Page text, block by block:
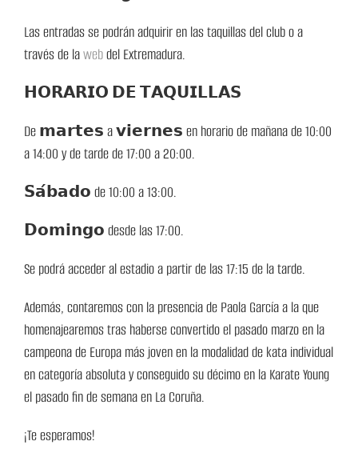
Las entradas se podrán adquirir en las taquillas del club o a
través de lawebdel Extremadura.
𝗛𝗢𝗥𝗔𝗥𝗜𝗢 𝗗𝗘 𝗧𝗔𝗤𝗨𝗜𝗟𝗟𝗔𝗦
De 𝗺𝗮𝗿𝘁𝗲𝘀 a 𝘃𝗶𝗲𝗿𝗻𝗲𝘀 en horario de mañana de 10:00
a 14:00 y de tarde de 17:00 a 20:00.
𝗦𝗮́𝗯𝗮𝗱𝗼 de 10:00 a 13:00.
𝗗𝗼𝗺𝗶𝗻𝗴𝗼 desde las 17:00.
Se podrá acceder al estadio a partir de las 17:15 de la tarde.
Además, contaremos con la presencia de Paola García a la que
homenajearemos tras haberse convertido el pasado marzo en la
campeona de Europa más joven en la modalidad de kata individual
en categoría absoluta y conseguido su décimo en la Karate Young
el pasado fin de semana en La Coruña.
¡Te esperamos!